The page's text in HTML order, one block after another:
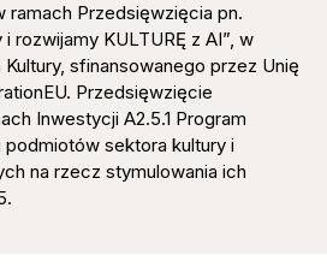
ramach Przedsięwzięcia pn.
rozwijamy KULTURĘ z AI”, w
sfinansowanego przez Unię
Przedsięwzięcie
Inwestycji A2.5.1 Program
podmiotów sektora kultury i
na rzecz stymulowania ich